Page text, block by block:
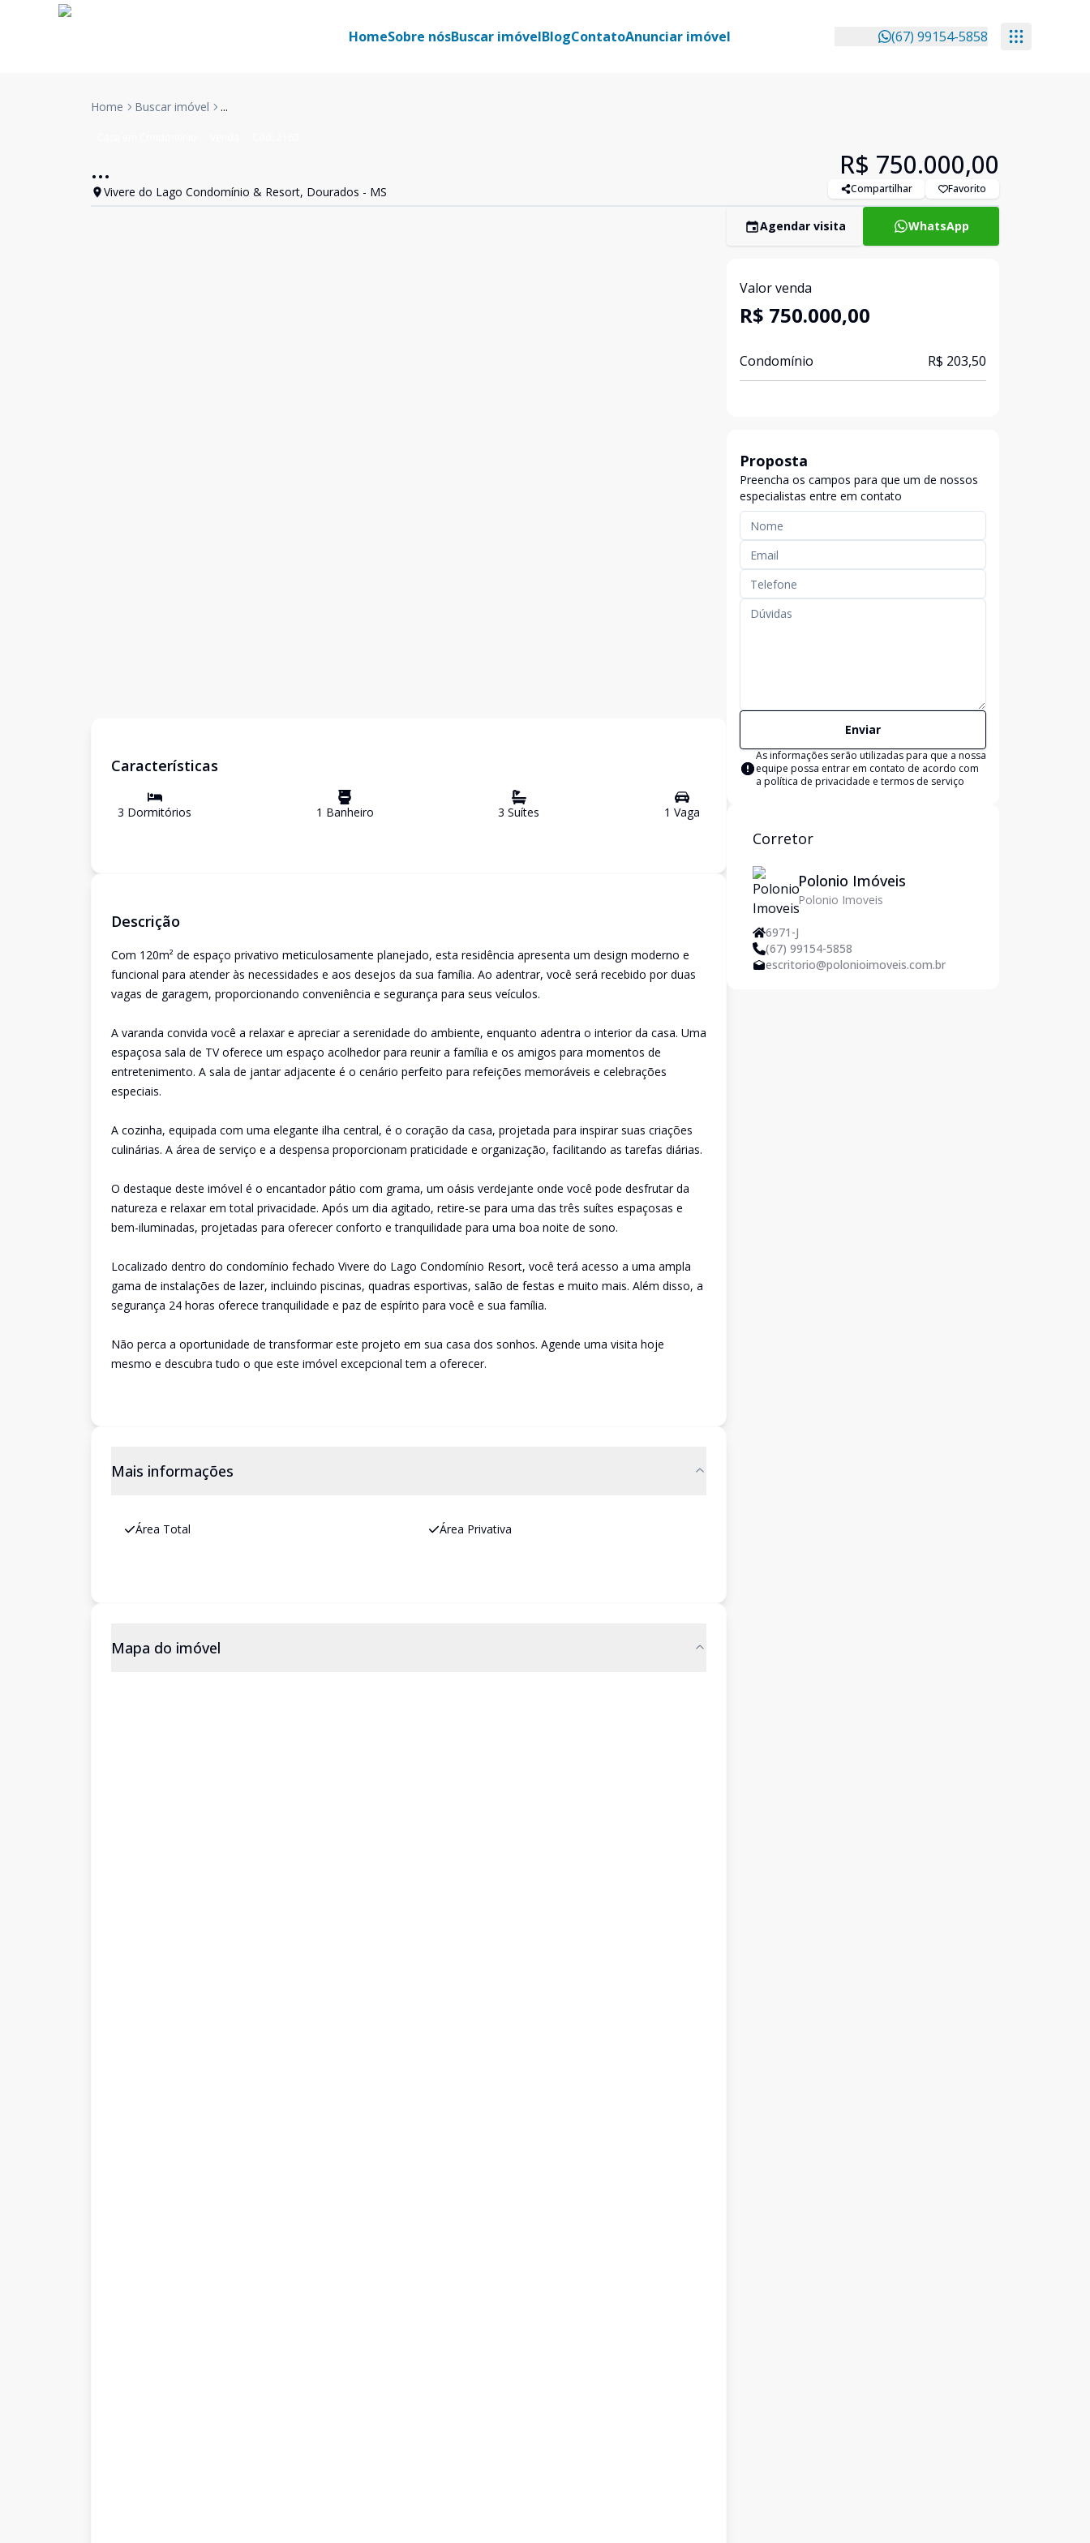
HomeSobre nósBuscar imóvelBlogContatoAnunciar imóvel (67) 99154-5858
Home Buscar imóvel ...
...
Vivere do Lago Condomínio & Resort, Dourados - MS
R$ 750.000,00
Compartilhar Favorito
Características
3 Dormitórios 1 Banheiro 3 Suítes 1 Vaga
Descrição
Com 120m² de espaço privativo meticulosamente planejado, esta residência apresenta um design moderno e
funcional para atender às necessidades e aos desejos da sua família. Ao adentrar, você será recebido por duas
vagas de garagem, proporcionando conveniência e segurança para seus veículos.
A varanda convida você a relaxar e apreciar a serenidade do ambiente, enquanto adentra o interior da casa. Uma
espaçosa sala de TV oferece um espaço acolhedor para reunir a família e os amigos para momentos de
entretenimento. A sala de jantar adjacente é o cenário perfeito para refeições memoráveis e celebrações
especiais.
A cozinha, equipada com uma elegante ilha central, é o coração da casa, projetada para inspirar suas criações
culinárias. A área de serviço e a despensa proporcionam praticidade e organização, facilitando as tarefas diárias.
O destaque deste imóvel é o encantador pátio com grama, um oásis verdejante onde você pode desfrutar da
natureza e relaxar em total privacidade. Após um dia agitado, retire-se para uma das três suítes espaçosas e
bem-iluminadas, projetadas para oferecer conforto e tranquilidade para uma boa noite de sono.
Localizado dentro do condomínio fechado Vivere do Lago Condomínio Resort, você terá acesso a uma ampla
gama de instalações de lazer, incluindo piscinas, quadras esportivas, salão de festas e muito mais. Além disso, a
segurança 24 horas oferece tranquilidade e paz de espírito para você e sua família.
Não perca a oportunidade de transformar este projeto em sua casa dos sonhos. Agende uma visita hoje
mesmo e descubra tudo o que este imóvel excepcional tem a oferecer.
Mais informações
Área Total Área Privativa
Mapa do imóvel
Agendar visita WhatsApp
Valor venda
R$ 750.000,00
Condomínio R$ 203,50
Proposta
Preencha os campos para que um de nossos
especialistas entre em contato
Enviar
As informações serão utilizadas para que a nossa
equipe possa entrar em contato de acordo com
a política de privacidade e termos de serviço
Corretor
Polonio Imóveis
Polonio Imoveis
6971-J
(67) 99154-5858
escritorio@polonioimoveis.com.br